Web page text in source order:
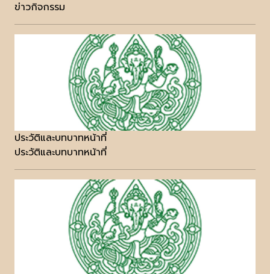
ข่าวกิจกรรม
ประวัติและบทบาทหน้าที่
ประวัติและบทบาทหน้าที่